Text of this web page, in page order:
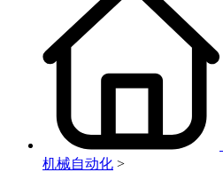
机械自动化 >